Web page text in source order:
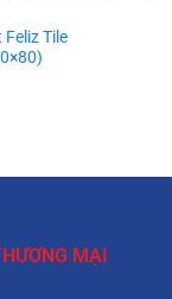
Tile
MẠI